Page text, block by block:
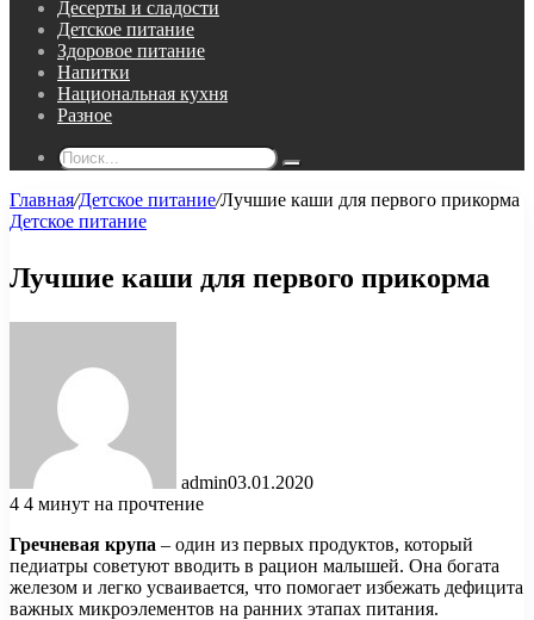
Десерты и сладости
Детское питание
Здоровое питание
Напитки
Национальная кухня
Разное
Поиск...
Главная/Детское питание/Лучшие каши для первого прикорма
Детское питание
Лучшие каши для первого прикорма
admin03.01.2020
4 4 минут на прочтение
Гречневая крупа – один из первых продуктов, который
педиатры советуют вводить в рацион малышей. Она богата
железом и легко усваивается, что помогает избежать дефицита
важных микроэлементов на ранних этапах питания.